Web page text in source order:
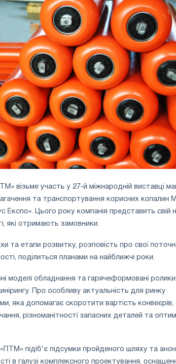
візьме участь у 27-й міжнародній виставці
та транспортування корисних копалин
Цього року компанія представить свій
які отримають замовники.
та етапи розвитку, розповість про свої
поділиться планами на найближчі роки.
моделі обладнання та гарячеформовані
Про особливу актуальність для ринку
яка допомагає скоротити вартість конвеєрів,
різноманітності запасних деталей та
підіб'є підсумки пройденого шляху та
в галузі комплексного проектування,